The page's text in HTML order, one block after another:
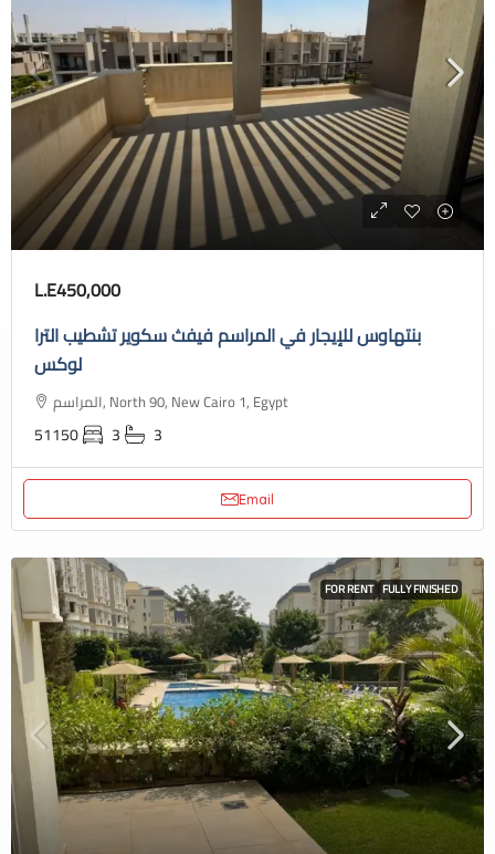
L.E450,000
بنتهاوس للإيجار في المراسم فيفث سكوير تشطيب الترا
لوكس
المراسم, North 90, New Cairo 1, Egypt
51150 3 3
Email
FOR RENT FULLY FINISHED